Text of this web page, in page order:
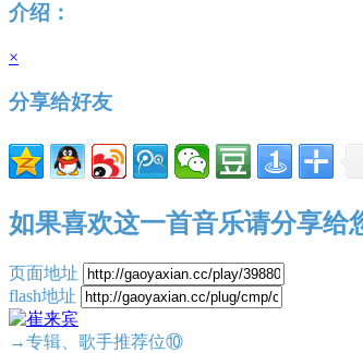
介绍：
×
分享给好友
如果喜欢这一首音乐请分享给
页面地址
flash地址
→专辑、歌手推荐位⑩